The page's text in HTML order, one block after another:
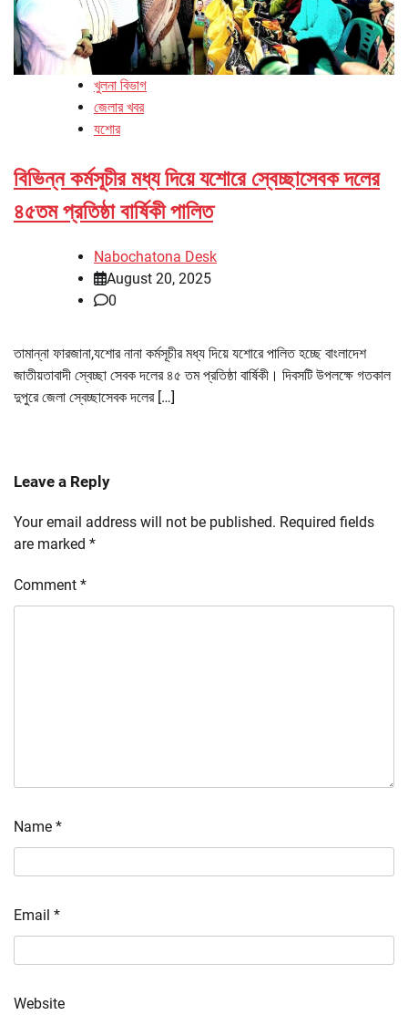
খুলনা বিভাগ
জেলার খবর
যশোর
বিভিন্ন কর্মসূচীর মধ্য দিয়ে যশোরে স্বেচ্ছাসেবক দলের
৪৫তম প্রতিষ্ঠা বার্ষিকী পালিত
Nabochatona Desk
August 20, 2025
0
তামান্না ফারজানা,যশোর নানা কর্মসূচীর মধ্য দিয়ে যশোরে পালিত হচ্ছে বাংলাদেশ
জাতীয়তাবাদী স্বেচ্ছা সেবক দলের ৪৫ তম প্রতিষ্ঠা বার্ষিকী। দিবসটি উপলক্ষে গতকাল
দুপুরে জেলা স্বেচ্ছাসেবক দলের […]
Leave a Reply
Your email address will not be published. Required fields
are marked *
Comment *
Name *
Email *
Website